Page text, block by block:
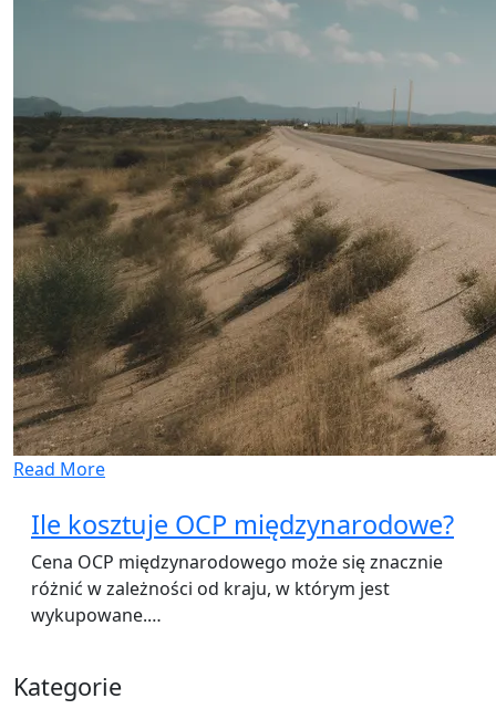
Read More
Ile kosztuje OCP międzynarodowe?
Cena OCP międzynarodowego może się znacznie
różnić w zależności od kraju, w którym jest
wykupowane.…
Kategorie